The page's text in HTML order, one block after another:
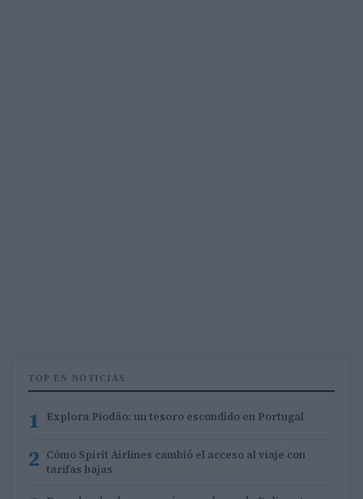
TOP EN NOTICIAS
1 Explora Piodão: un tesoro escondido en Portugal
2 Cómo Spirit Airlines cambió el acceso al viaje con
tarifas bajas